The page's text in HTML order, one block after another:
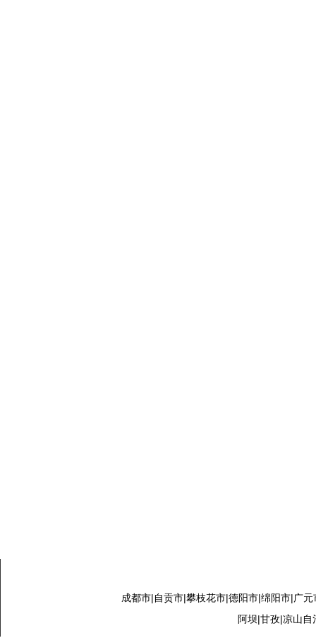
成都市|自贡市|攀枝花市|德阳市|绵阳市|广
阿坝|甘孜|凉山